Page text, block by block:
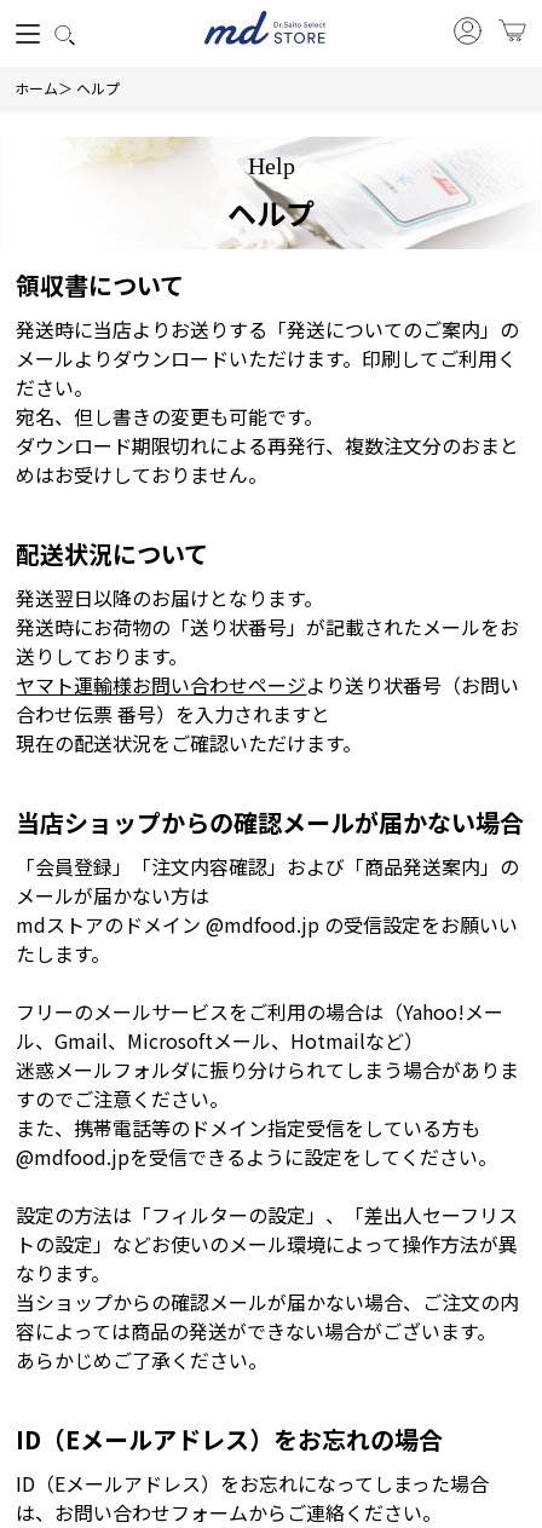
ホーム＞ ヘルプ
Help
ヘルプ
領収書について
発送時に当店よりお送りする「発送についてのご案内」の
メールよりダウンロードいただけます。印刷してご利用く
ださい。
宛名、但し書きの変更も可能です。
ダウンロード期限切れによる再発行、複数注文分のおまと
めはお受けしておりません。
配送状況について
発送翌日以降のお届けとなります。
発送時にお荷物の「送り状番号」が記載されたメールをお
送りしております。
ヤマト運輸様お問い合わせページより送り状番号（お問い
合わせ伝票 番号）を入力されますと
現在の配送状況をご確認いただけます。
当店ショップからの確認メールが届かない場合
「会員登録」「注文内容確認」および「商品発送案内」の
メールが届かない方は
mdストアのドメイン @mdfood.jp の受信設定をお願いい
たします。
フリーのメールサービスをご利用の場合は（Yahoo!メー
ル、Gmail、Microsoftメール、Hotmailなど）
迷惑メールフォルダに振り分けられてしまう場合がありま
すのでご注意ください。
また、携帯電話等のドメイン指定受信をしている方も
@mdfood.jpを受信できるように設定をしてください。
設定の方法は「フィルターの設定」、「差出人セーフリス
トの設定」などお使いのメール環境によって操作方法が異
なります。
当ショップからの確認メールが届かない場合、ご注文の内
容によっては商品の発送ができない場合がございます。
あらかじめご了承ください。
ID（Eメールアドレス）をお忘れの場合
ID（Eメールアドレス）をお忘れになってしまった場合
は、お問い合わせフォームからご連絡ください。